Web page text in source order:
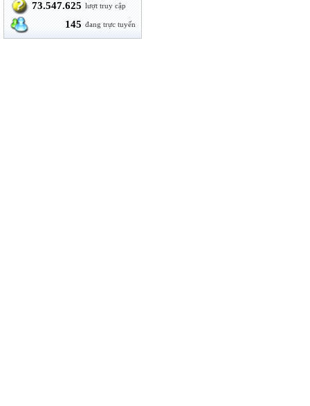
73.547.625 lượt truy cập
145 đang trực tuyến